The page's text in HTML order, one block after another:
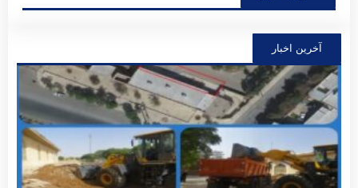
آخرین اخبار